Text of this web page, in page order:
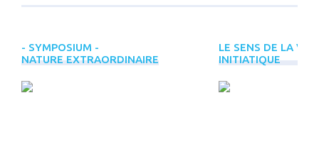
- SYMPOSIUM -
NATURE EXTRAORDINAIRE
LE SENS DE LA
INITIATIQUE